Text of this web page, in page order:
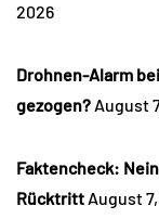
2026
Drohnen-Alarm
gezogen? August
Faktencheck:
Rücktritt August